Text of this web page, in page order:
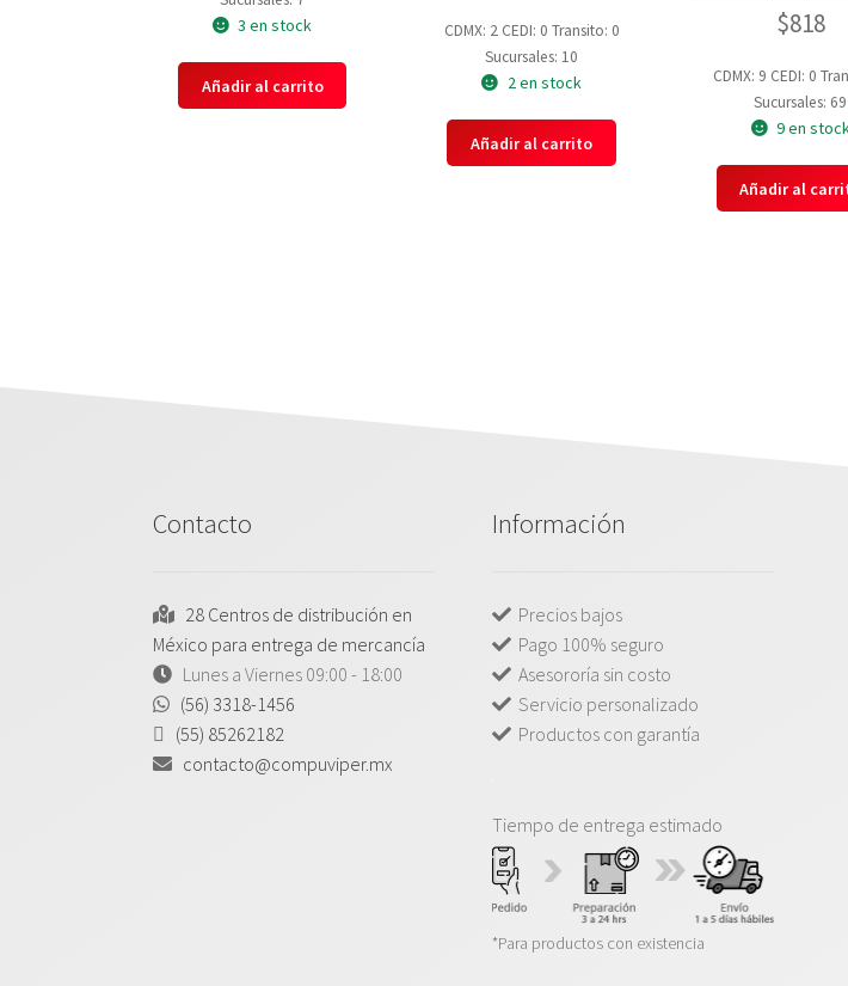
3 en stock
Añadir al carrito
CDMX: 2 CEDI: 0 Transito: 0
Sucursales: 10
2 en stock
Añadir al carrito
$818
CDMX: 9 CEDI: 0
Sucursales: 69
9 en
Añadir al
Contacto
28 Centros de distribución en
México para entrega de mercancía
Lunes a Viernes 09:00 - 18:00
(56) 3318-1456
(55) 85262182
contacto@compuviper.mx
Información
Precios bajos
Pago 100% seguro
Asesororía sin costo
Servicio personalizado
Productos con garantía
Tiempo de entrega estimado
*Para productos con existencia